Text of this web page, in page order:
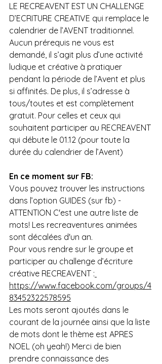
LE RECREAVENT EST UN CHALLENGE
D’ECRITURE CREATIVE qui remplace le
calendrier de l’AVENT traditionnel.
Aucun prérequis ne vous est
demandé, il s’agit plus d’une activité
ludique et créative à pratiquer
pendant la période de l’Avent et plus
si affinités. De plus, il s’adresse à
tous/toutes et est complètement
gratuit. Pour celles et ceux qui
souhaitent participer au RECREAVENT
qui débute le 01.12 (pour toute la
durée du calendrier de l’Avent)
En ce moment sur FB:
Vous pouvez trouver les instructions
dans l’option GUIDES (sur fb) -
ATTENTION C'est une autre liste de
mots! Les recreaventures animées
sont décalées d'un an.
Pour vous rendre sur le groupe et
participer au challenge d’écriture
créative RECREAVENT :
https://www.facebook.com/groups/4
83452322578595
Les mots seront ajoutés dans le
courant de la journée ainsi que la liste
de mots dont le thème est APRES
NOEL (oh yeah!) Merci de bien
prendre connaissance des